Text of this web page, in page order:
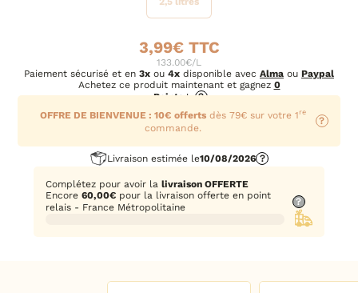
3,99€
133.00€/L
Paiement sécurisé et en 3x ou 4x disponible avec Alma ou Paypal
Achetez ce produit maintenant et gagnez 0
Points! ?
Livraison estimée le10/08/2026 ?
Complétez pour avoir lalivraison OFFERTE
Encore60,00€ pour la livraison offerte en point
relais - France Métropolitaine
?
OFFRE DE BIENVENUE : 10€ offertsdès 79€ sur votre 1 re
commande.
?